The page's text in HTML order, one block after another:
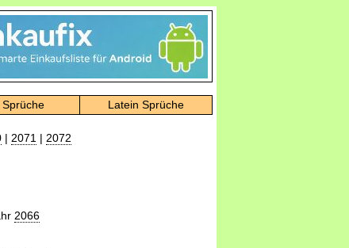
Sprüche Latein Sprüche
| 2071 | 2072
2066